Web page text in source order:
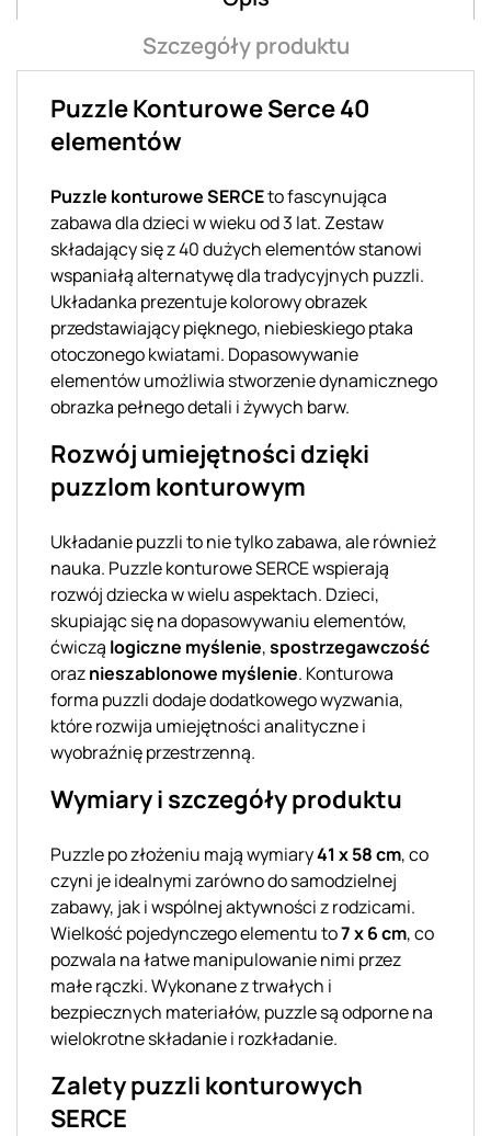
Szczegóły produktu
Puzzle Konturowe Serce 40
elementów
Puzzle konturowe SERCEto fascynująca
zabawa dla dzieci w wieku od 3 lat. Zestaw
składający się z 40 dużych elementów stanowi
wspaniałą alternatywę dla tradycyjnych puzzli.
Układanka prezentuje kolorowy obrazek
przedstawiający pięknego, niebieskiego ptaka
otoczonego kwiatami. Dopasowywanie
elementów umożliwia stworzenie dynamicznego
obrazka pełnego detali i żywych barw.
Rozwój umiejętności dzięki
puzzlom konturowym
Układanie puzzli to nie tylko zabawa, ale również
nauka. Puzzle konturowe SERCE wspierają
rozwój dziecka w wielu aspektach. Dzieci,
skupiając się na dopasowywaniu elementów,
ćwiczą logiczne myślenie,spostrzegawczość
oraznieszablonowe myślenie. Konturowa
forma puzzli dodaje dodatkowego wyzwania,
które rozwija umiejętności analityczne i
wyobraźnię przestrzenną.
Wymiary i szczegóły produktu
Puzzle po złożeniu mają wymiary41 x 58 cm, co
czyni je idealnymi zarówno do samodzielnej
zabawy, jak i wspólnej aktywności z rodzicami.
Wielkość pojedynczego elementu to7 x 6 cm, co
pozwala na łatwe manipulowanie nimi przez
małe rączki. Wykonane z trwałych i
bezpiecznych materiałów, puzzle są odporne na
wielokrotne składanie i rozkładanie.
Zalety puzzli konturowych
SERCE